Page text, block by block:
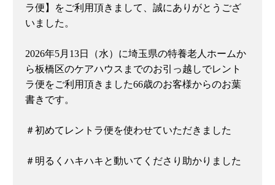
ラ便】をご利用頂きまして、誠にありがとうござ
いました。
2026年5月13日（水）に埼玉県の特養老人ホームか
ら板橋区のケアハウスまでのお引っ越しでレント
ラ便をご利用頂きました66歳のお客様からのお葉
書きです。
＃初めてレントラ便を使わせていただきました
＃明るくハキハキと動いてくださり助かりました